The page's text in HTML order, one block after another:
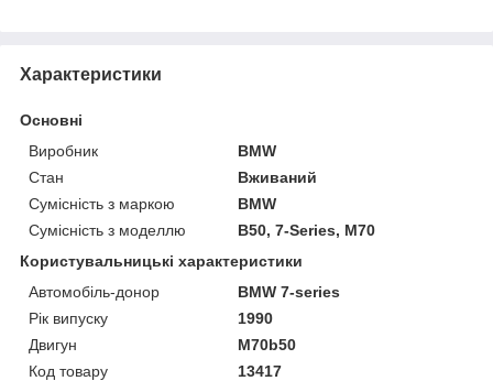
Характеристики
Основні
Виробник
BMW
Стан
Вживаний
Сумісність з маркою
BMW
Сумісність з моделлю
B50, 7-Series, M70
Користувальницькі характеристики
Автомобіль-донор
BMW 7-series
Рік випуску
1990
Двигун
M70b50
Код товару
13417